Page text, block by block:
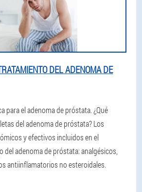
DEL ADENOMA DE
para el adenoma de próstata. ¿Qué
del adenoma de próstata? Los
y efectivos incluidos en el
adenoma de próstata: analgésicos,
antiinflamatorios no esteroidales.